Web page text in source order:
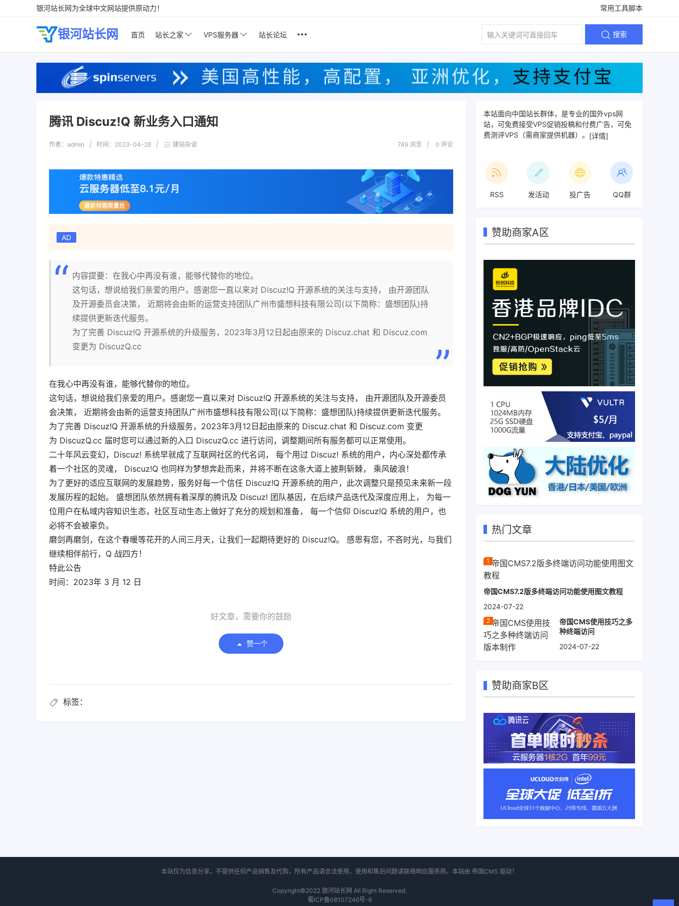
银河站长网为全球中文网站提供原动力！ 常用工具脚本
银河站长网 首页 站长之家 VPS服务器 站长论坛 搜索
腾讯 Discuz!Q 新业务入口通知
作者：admin | 时间： 2023-04-28 | 建站杂谈 749 浏览 | 0 评论
AD
内容提要：在我心中再没有谁，能够代替你的地位。
这句话，想说给我们亲爱的用户。感谢您一直以来对 Discuz!Q 开源系统的关注与支持， 由开源团队
及开源委员会决策， 近期将会由新的运营支持团队广州市盛想科技有限公司(以下简称：盛想团队)持
续提供更新迭代服务。
为了完善 Discuz!Q 开源系统的升级服务，2023年3月12日起由原来的 Discuz.chat 和 Discuz.com
变更为 DiscuzQ.cc
在我心中再没有谁，能够代替你的地位。
这句话，想说给我们亲爱的用户。感谢您一直以来对 Discuz!Q 开源系统的关注与支持， 由开源团队及开源委员
会决策， 近期将会由新的运营支持团队广州市盛想科技有限公司(以下简称：盛想团队)持续提供更新迭代服务。
为了完善 Discuz!Q 开源系统的升级服务，2023年3月12日起由原来的 Discuz.chat 和 Discuz.com 变更
为 DiscuzQ.cc 届时您可以通过新的入口 DiscuzQ.cc 进行访问，调整期间所有服务都可以正常使用。
二十年风云变幻，Discuz! 系统早就成了互联网社区的代名词， 每个用过 Discuz! 系统的用户，内心深处都传承
着一个社区的灵魂， Discuz!Q 也同样为梦想奔赴而来，并将不断在这条大道上披荆斩棘， 乘风破浪！
为了更好的适应互联网的发展趋势，服务好每一个信任 Discuz!Q 开源系统的用户，此次调整只是预见未来新一段
发展历程的起始。 盛想团队依然拥有着深厚的腾讯及 Discuz! 团队基因，在后续产品迭代及深度应用上， 为每一
位用户在私域内容知识生态，社区互动生态上做好了充分的规划和准备， 每一个信仰 Discuz!Q 系统的用户，也
必将不会被辜负。
磨剑再磨剑，在这个春暖等花开的人间三月天，让我们一起期待更好的 Discuz!Q。 感恩有您，不吝时光，与我们
继续相伴前行，Q 战四方！
特此公告
时间：2023年 3 月 12 日
好文章，需要你的鼓励
赞一个
标签：
本站面向中国站长群体，是专业的国外vps网
站，可免费接受VPS促销投稿和付费广告，可免
费测评VPS（需商家提供机器）。 [详情]
RSS 发活动 投广告 QQ群
赞助商家A区
热门文章
帝国CMS7.2版多终端访问功能使用图文教程
2024-07-22
帝国CMS使用技巧之多
种终端访问
2024-07-22
赞助商家B区
本站仅为信息分享，不提供任何产品销售及代购，所有产品请合法使用，使用和售后问题请联络响应服务商。本站由 帝国CMS 驱动！
Copyright©2022 银河站长网 All Right Reserved.
蜀ICP备08107246号-6